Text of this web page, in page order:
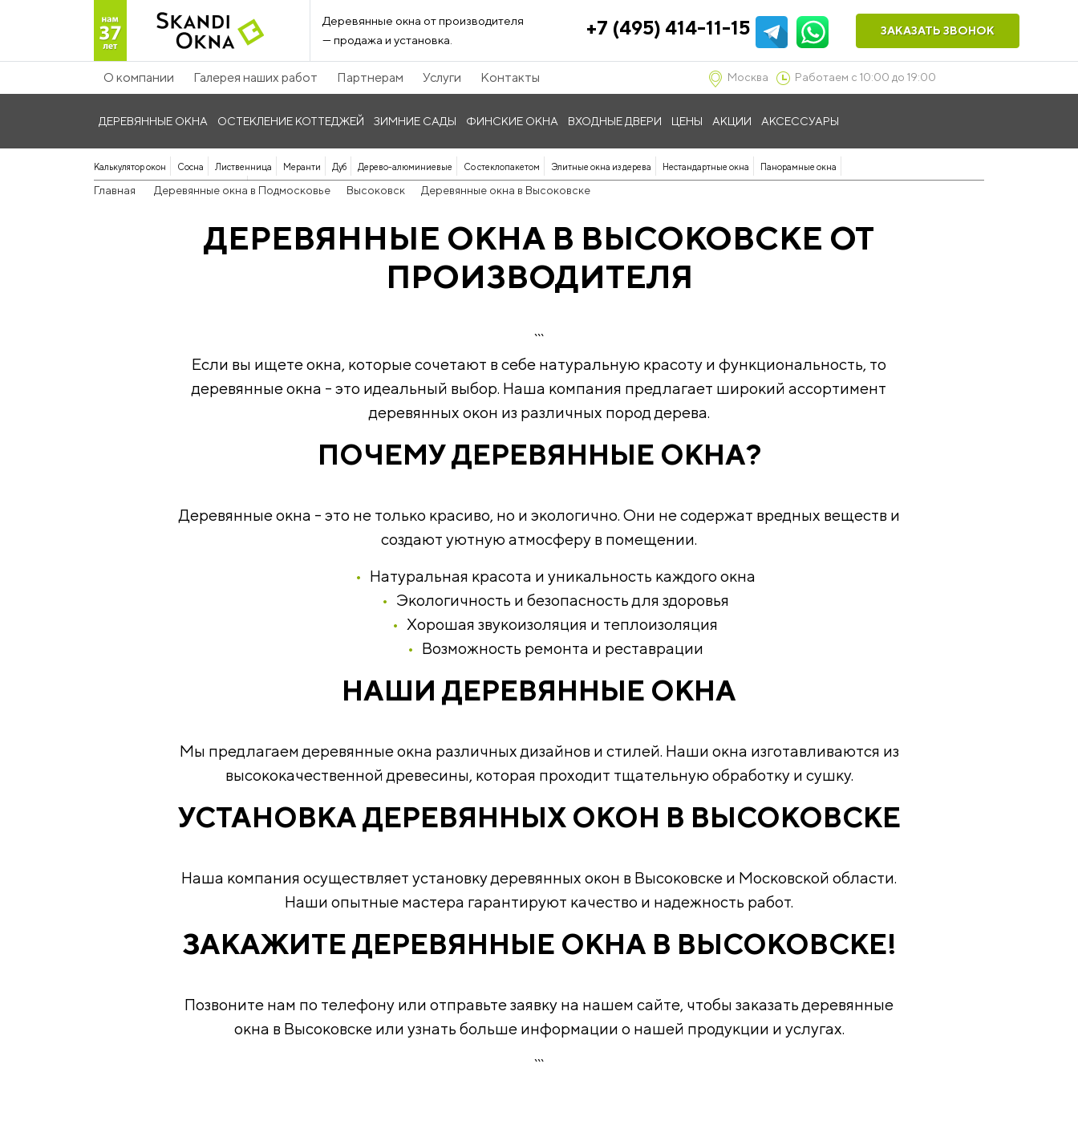
Деревянные окна от производителя
— продажа и установка.
+7 (495) 414-11-15 ЗАКАЗАТЬ ЗВОНОК
О компании Галерея наших работ Партнерам Услуги Контакты Москва Работаем с 10:00 до 19:00
ДЕРЕВЯННЫЕ ОКНА ОСТЕКЛЕНИЕ КОТТЕДЖЕЙ ЗИМНИЕ САДЫ ФИНСКИЕ ОКНА ВХОДНЫЕ ДВЕРИ ЦЕНЫ АКЦИИ АКСЕССУАРЫ
Калькулятор окон Сосна Лиственница Меранти Дуб Дерево-алюминиевые Со стеклопакетом Элитные окна из дерева Нестандартные окна
Панорамные окна
Панорамные дерево-алюминиевые
Главная Деревянные окна в Подмосковье Высоковск Деревянные окна в Высоковске
ДЕРЕВЯННЫЕ ОКНА В ВЫСОКОВСКЕ ОТ
ПРОИЗВОДИТЕЛЯ
```
Если вы ищете окна, которые сочетают в себе натуральную красоту и функциональность, то
деревянные окна - это идеальный выбор. Наша компания предлагает широкий ассортимент
деревянных окон из различных пород дерева.
ПОЧЕМУ ДЕРЕВЯННЫЕ ОКНА?
Деревянные окна - это не только красиво, но и экологично. Они не содержат вредных веществ и
создают уютную атмосферу в помещении.
Натуральная красота и уникальность каждого окна
Экологичность и безопасность для здоровья
Хорошая звукоизоляция и теплоизоляция
Возможность ремонта и реставрации
НАШИ ДЕРЕВЯННЫЕ ОКНА
Мы предлагаем деревянные окна различных дизайнов и стилей. Наши окна изготавливаются из
высококачественной древесины, которая проходит тщательную обработку и сушку.
УСТАНОВКА ДЕРЕВЯННЫХ ОКОН В ВЫСОКОВСКЕ
Наша компания осуществляет установку деревянных окон в Высоковске и Московской области.
Наши опытные мастера гарантируют качество и надежность работ.
ЗАКАЖИТЕ ДЕРЕВЯННЫЕ ОКНА В ВЫСОКОВСКЕ!
Позвоните нам по телефону или отправьте заявку на нашем сайте, чтобы заказать деревянные
окна в Высоковске или узнать больше информации о нашей продукции и услугах.
```